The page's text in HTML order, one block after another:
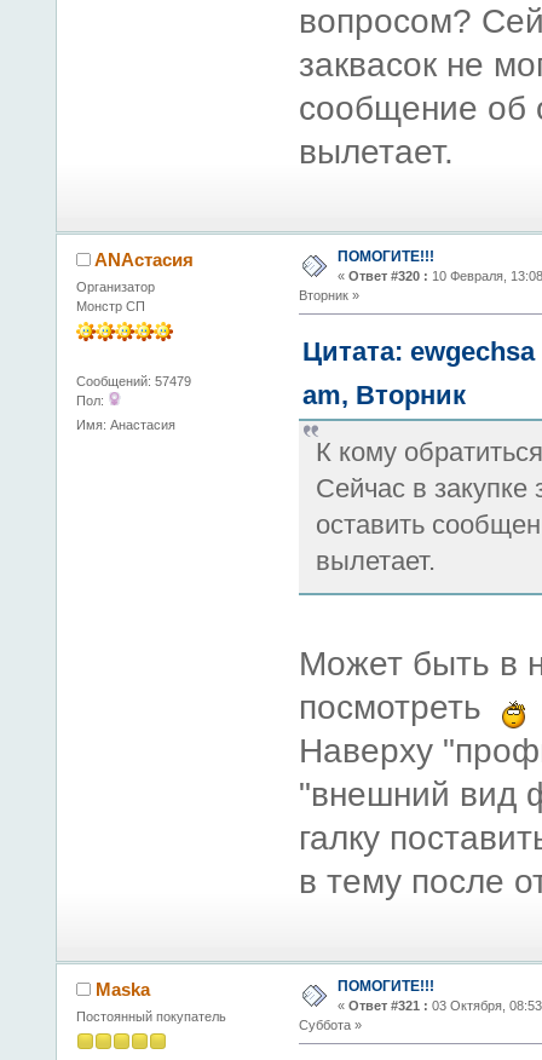
вопросом?
заквасок не
сообщение об
вылетает.
ANAстасия
Организатор
Монстр СП
Сообщений: 57479
Пол:
Имя: Анастасия
ПОМОГИТЕ!!!
« Ответ #320 : 10 Февраля,
Вторник »
Цитата:
am, Вторник
К кому
Сейчас в закупке
оставить
вылетает.
Может быть в
посмотреть
Наверху
"внешний вид
галку
в тему после
Maska
Постоянный покупатель
ПОМОГИТЕ!!!
« Ответ #321 : 03 Октября,
Суббота »